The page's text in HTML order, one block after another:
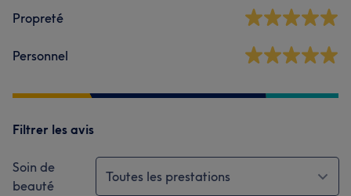
Propreté
Personnel
Filtrer les avis
Soin de
beauté
Toutes les prestations